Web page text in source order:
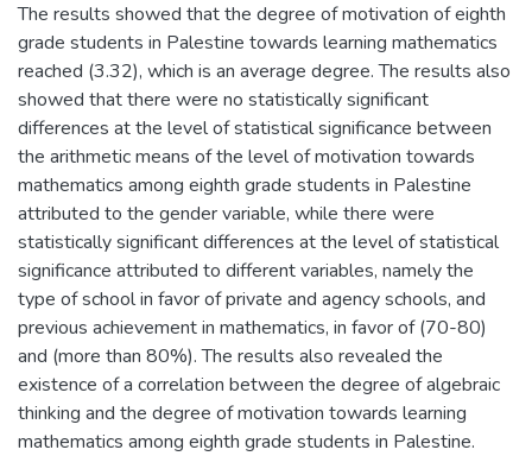
The results showed that the degree of motivation of eighth
grade students in Palestine towards learning mathematics
reached (3.32), which is an average degree. The results also
showed that there were no statistically significant
differences at the level of statistical significance between
the arithmetic means of the level of motivation towards
mathematics among eighth grade students in Palestine
attributed to the gender variable, while there were
statistically significant differences at the level of statistical
significance attributed to different variables, namely the
type of school in favor of private and agency schools, and
previous achievement in mathematics, in favor of (70-80)
and (more than 80%). The results also revealed the
existence of a correlation between the degree of algebraic
thinking and the degree of motivation towards learning
mathematics among eighth grade students in Palestine.